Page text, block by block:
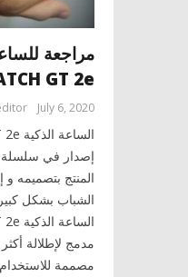
GT 2e
July 6, 2020
المنتج بتصميمه و
الشباب بشكل
مدمج لإطلالة
مصممة